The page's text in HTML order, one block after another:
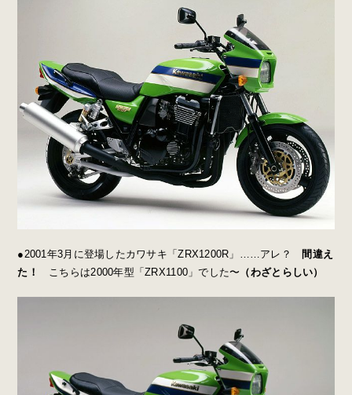
●2001年3月に登場したカワサキ「ZRX1200R」……アレ？ 間違え
た！
こちらは2000年型「ZRX1100」でした〜 （わざとらしい）